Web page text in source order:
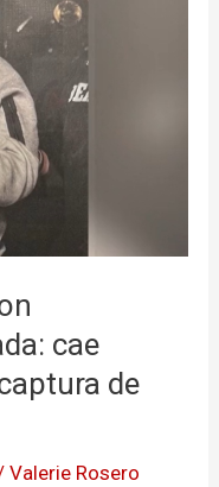
cae
de
Valerie Rosero